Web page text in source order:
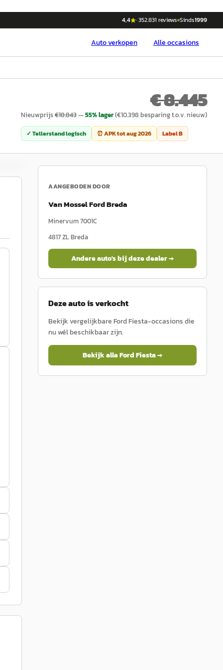
4,4 ·352.831 reviews Sinds1999
Autoverkopen Alle occasions
€ 8.445
Nieuwprijs€18.843—55% lager(€10.398 besparing t.o.v. nieuw)
✓ Tellerstand logisch ⏰ APK totaug 2026 LabelB
AANGEBODEN DOOR
Van Mossel Ford Breda
Minervum 7001C
4817 ZLBreda
Andere auto's bij deze dealer →
Deze auto is verkocht
Bekijk vergelijkbare FordFiesta-occasions die
nu wél beschikbaar zijn.
Bekijk alleFordFiesta→